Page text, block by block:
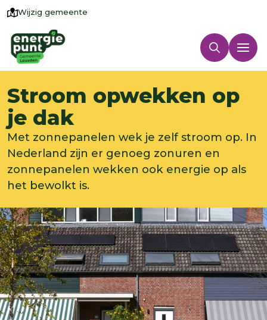
Wijzig gemeente
Stroom opwekken op
je dak
Met zonnepanelen wek je zelf stroom op. In
Nederland zijn er genoeg zonuren en
zonnepanelen wekken ook energie op als
het bewolkt is.